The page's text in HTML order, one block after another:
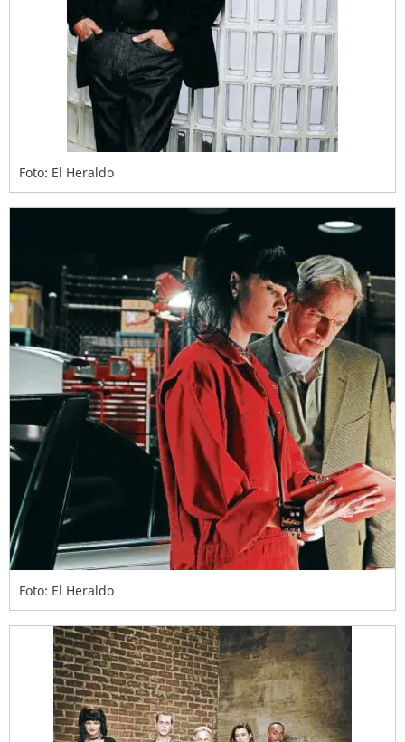
Foto: El Heraldo
Foto: El Heraldo